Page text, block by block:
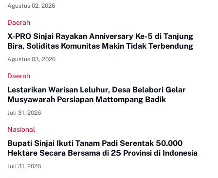
Agustus 02, 2026
Daerah
X-PRO Sinjai Rayakan Anniversary Ke-5 di Tanjung
Bira, Soliditas Komunitas Makin Tidak Terbendung
Agustus 03, 2026
Daerah
Lestarikan Warisan Leluhur, Desa Belabori Gelar
Musyawarah Persiapan Mattompang Badik
Juli 31, 2026
Nasional
Bupati Sinjai Ikuti Tanam Padi Serentak 50.000
Hektare Secara Bersama di 25 Provinsi di Indonesia
Juli 31, 2026